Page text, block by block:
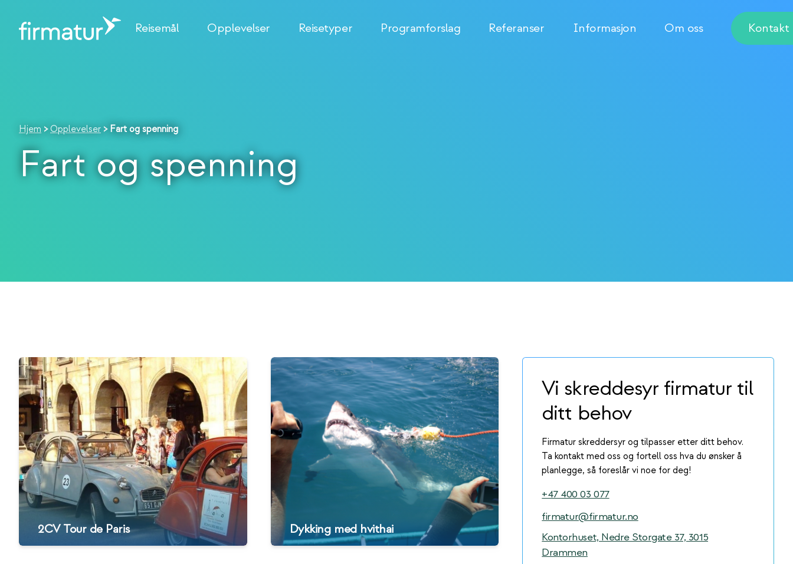
Reisemål Opplevelser Reisetyper Programforslag Referanser Informasjon Om oss Kontakt
Hjem >Opplevelser > Fart og spenning
Fart og spenning
2CV Tour de Paris Dykking med hvithai
Vi skreddesyr firmatur til
ditt behov
Firmatur skreddersyr og tilpasser etter ditt behov.
Ta kontakt med oss og fortell oss hva du ønsker å
planlegge, så foreslår vi noe for deg!
+47 400 03 077
firmatur@firmatur.no
Kontorhuset, Nedre Storgate 37, 3015
Drammen